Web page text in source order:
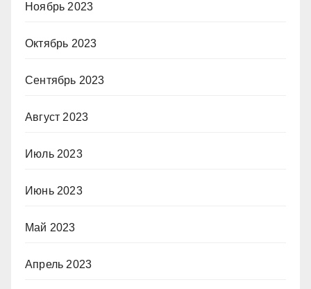
Ноябрь 2023
Октябрь 2023
Сентябрь 2023
Август 2023
Июль 2023
Июнь 2023
Май 2023
Апрель 2023